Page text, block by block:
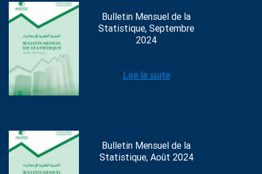
Bulletin Mensuel de la
Statistique, Septembre
2024
Lire la suite
Bulletin Mensuel de la
Statistique, Août 2024